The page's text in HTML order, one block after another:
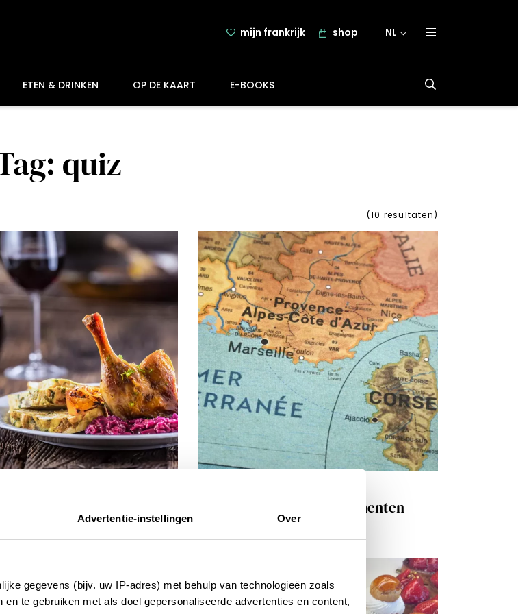
Advertentie-instellingen Over
gegevens (bijv. uw IP-adres) met behulp van technologieën zoals
te gebruiken met als doel gepersonaliseerde advertenties en content,
mijn frankrijk shop NL
over frankrijk.nl
ETEN & DRINKEN OP DE KAART E-BOOKS
quiz
(10 resultaten)
ze?
QUIZ! De Franse departementen